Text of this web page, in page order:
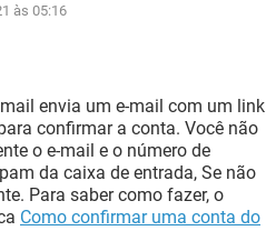
às 05:16
envia um e-mail com um link
confirmar a conta. Você não
o e-mail e o número de
da caixa de entrada, Se não
Para saber como fazer, o
Como confirmar uma conta do